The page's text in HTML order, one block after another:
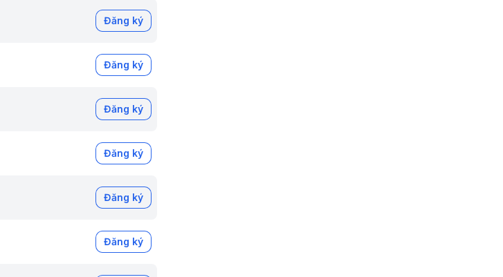
Đăng ký
Đăng ký
Đăng ký
Đăng ký
Đăng ký
Đăng ký